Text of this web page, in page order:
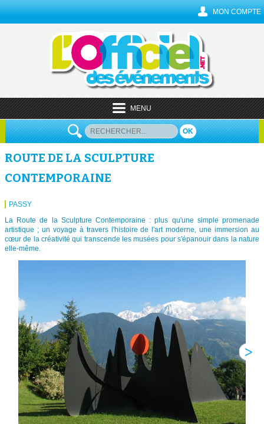
MON COMPTE
MENU
OK
ROUTE DE LA SCULPTURE
CONTEMPORAINE
PASSY
La Route de la Sculpture Contemporaine : plus qu'une simple promenade
artistique ; un voyage à travers l'histoire de l'art moderne, une immersion au
cœur de la créativité qui transcende les musées pour s'épanouir dans la nature
elle-même.